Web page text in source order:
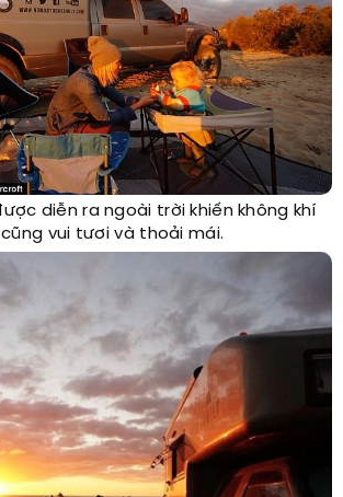
diễn ra ngoài trời khiến không khí
vui tươi và thoải mái.